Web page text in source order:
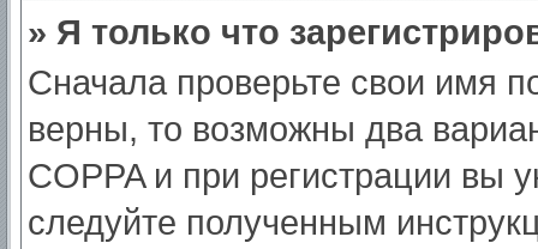
» Я только что
Сначала проверьте свои имя
верны, то возможны два
COPPA и при регистрации вы
следуйте полученным